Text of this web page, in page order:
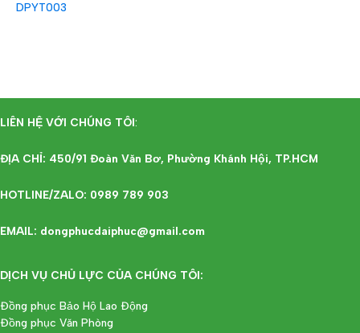
DPYT003
LIÊN HỆ VỚI CHÚNG TÔI:
ĐỊA CHỈ: 450/91 Đoàn Văn Bơ, Phường Khánh Hội, TP.HCM
HOTLINE/ZALO: 0989 789 903
EMAIL: dongphucdaiphuc@gmail.com
DỊCH VỤ CHỦ LỰC CỦA CHÚNG TÔI:
Đồng phục Bảo Hộ Lao Động
Đồng phục Văn Phòng